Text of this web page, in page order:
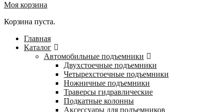
Моя корзина
Корзина пуста.
Главная
Каталог
Автомобильные подъемники
Двухстоечные подъемники
Четырехстоечные подъемники
Ножничные подъемники
Траверсы гидравлические
Подкатные колонны
Аксессуары для подъемников